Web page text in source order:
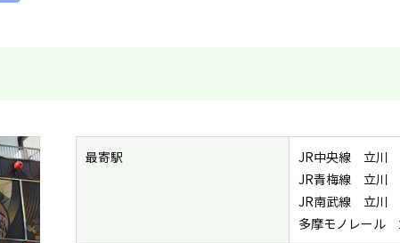
最寄駅
JR中央線 立川
JR青梅線 立川
JR南武線 立川
多摩モノレール